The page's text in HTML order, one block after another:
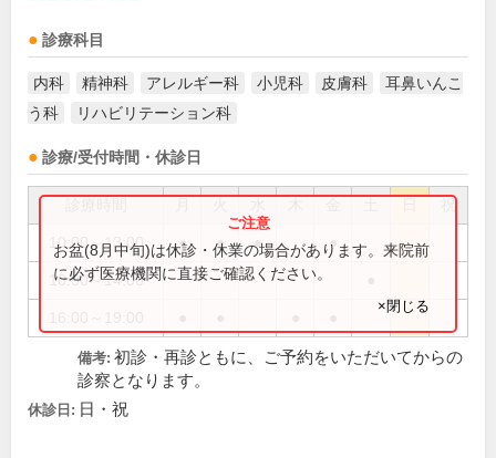
診療科目
内科 精神科 アレルギー科 小児科 皮膚科
耳鼻いんこ
う科
リハビリテーション科
診療/受付時間・休診日
祝
10:00～13:00 ● ● ● ●
10:00～14:00
お盆(8月中旬)は休診・休業の場合があります。来院前
に必ず医療機関に直接ご確認ください。
×閉じる
備考: 初診・再診ともに、ご予約をいただいてからの
診察となります。
休診日: 日・祝